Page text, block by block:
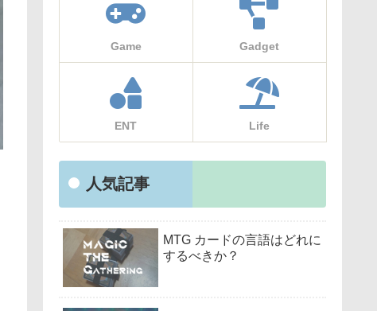
Game Gadget
ENT Life
人気記事
MTG カードの言語はどれに
するべきか？